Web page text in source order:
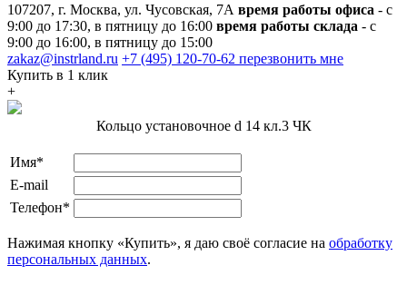
107207, г. Москва, ул. Чусовская, 7А время работы офиса - с
9:00 до 17:30, в пятницу до 16:00 время работы склада - с
9:00 до 16:00, в пятницу до 15:00
zakaz@instrland.ru +7 (495) 120-70-62 перезвонить мне
Купить в 1 клик
+
Кольцо установочное d 14 кл.3 ЧК
Имя*
E-mail
Телефон*
Нажимая кнопку «Купить», я даю своё согласие на обработку
персональных данных.